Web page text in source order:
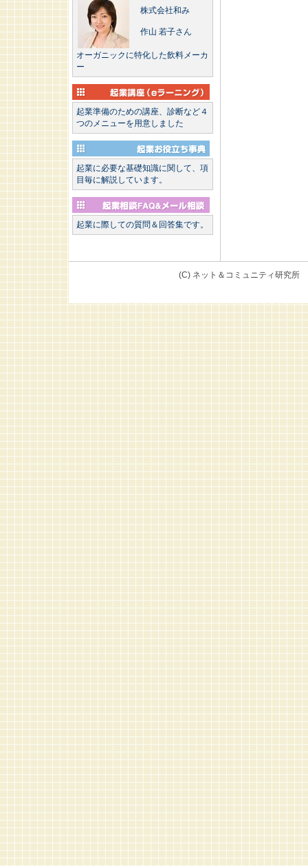
株式会社和み
作山 若子さん
オーガニックに特化した飲料メーカ
ー
起業準備のための講座、診断など４
つのメニューを用意しました
起業に必要な基礎知識に関して、項
目毎に解説しています。
起業に際しての質問＆回答集です。
(C) ネット＆コミュニティ